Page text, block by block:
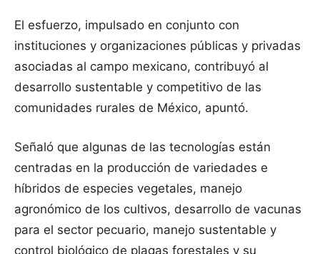
El esfuerzo, impulsado en conjunto con
instituciones y organizaciones públicas y privadas
asociadas al campo mexicano, contribuyó al
desarrollo sustentable y competitivo de las
comunidades rurales de México, apuntó.
Señaló que algunas de las tecnologías están
centradas en la producción de variedades e
híbridos de especies vegetales, manejo
agronómico de los cultivos, desarrollo de vacunas
para el sector pecuario, manejo sustentable y
control biológico de plagas forestales y su